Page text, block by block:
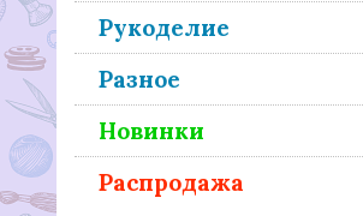
Рукоделие
Разное
Новинки
Распродажа